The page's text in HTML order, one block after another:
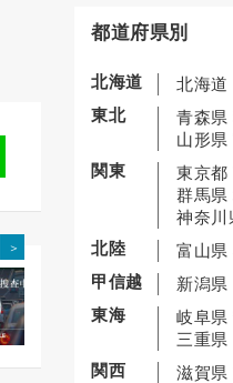
＞
都道府県別
北海道
北海道
東北
青森県
山形県
関東
東京都
群馬県
神奈川
北陸
富山県
甲信越
新潟県
東海
岐阜県
三重県
関西
滋賀県